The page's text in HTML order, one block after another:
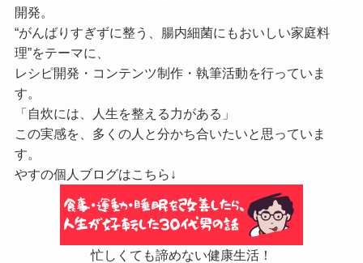
開発。
“がんばりすぎずに整う、腸内細菌にもおいしい家庭料
理”をテーマに、
レシピ開発・コンテンツ制作・執筆活動を行っていま
す。
「自炊には、人生を整える力がある」
この実感を、多くの人と分かち合いたいと思っていま
す。
やすの個人ブログはこちら↓
忙しくても諦めない健康生活！